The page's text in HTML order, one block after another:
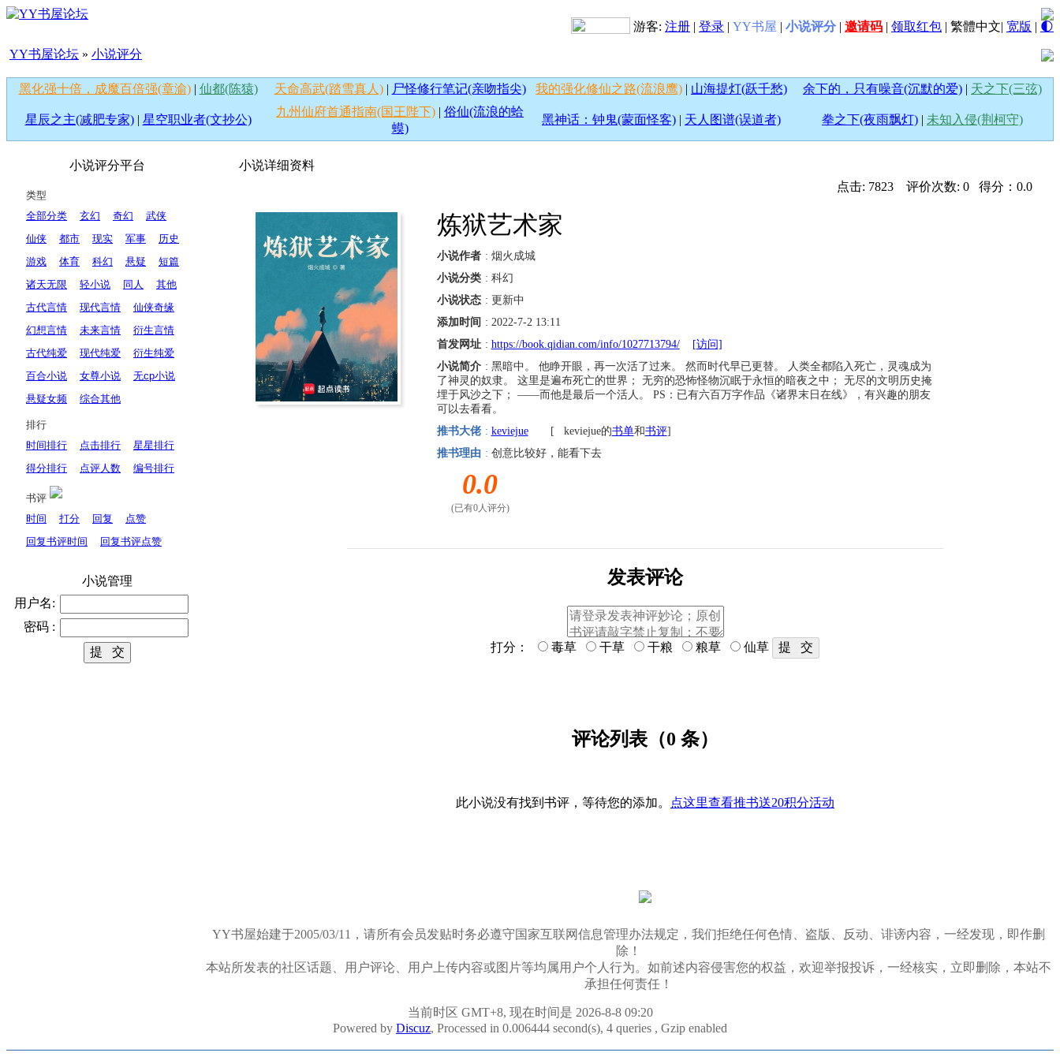
游客: 注册 | 登录 | YY书屋 | 小说评分 | 邀请码 | 领取红包 | 繁體中文| 宽版 | 🌓
YY书屋论坛 » 小说评分
黑化强十倍，成魔百倍强(章渝)| 仙都(陈猿) 天命高武(踏雪真人)| 尸怪修行笔记(亲吻指尖) 我的强化修仙之路(流浪鹰) | 山海提灯(跃千愁) 余下的，只有噪音(沉默的爱) | 天之下(三弦)
星辰之主(减肥专家)| 星空职业者(文抄公)
九州仙府首通指南(国王陛下) | 俗仙(流浪的蛤
蟆)
黑神话：钟鬼(蒙面怪客) | 天人图谱(误道者) 拳之下(夜雨飘灯) | 未知入侵(荆柯守)
小说评分平台
类型
全部分类
玄幻 奇幻
武侠
仙侠
都市 现实 军事
历史
游戏
体育 科幻 悬疑
短篇
诸天无限
轻小说 同人
其他
古代言情
现代言情
仙侠奇缘
幻想言情
未来言情
衍生言情
古代纯爱
现代纯爱
衍生纯爱
百合小说
女尊小说
无cp小说
悬疑女频
综合其他
排行
时间排行
点击排行
星星排行
得分排行
点评人数 编号排行
书评
时间
打分 回复
点赞
回复书评时间
回复书评点赞
小说管理
用户名:
密码 :
小说详细资料
点击: 7823 评价次数: 0 得分：0.0
炼狱艺术家
小说作者 : 烟火成城
小说分类 : 科幻
小说状态 : 更新中
添加时间 : 2022-7-2 13:11
首发网址 : https://book.qidian.com/info/1027713794/
[访问]
小说简介 : 黑暗中。 他睁开眼，再一次活了过来。 然而时代早已更替。 人类全都陷入死亡，灵魂成为
了神灵的奴隶。 这里是遍布死亡的世界； 无穷的恐怖怪物沉眠于永恒的暗夜之中； 无尽的文明历史掩
埋于风沙之下； ——而他是最后一个活人。 PS：已有六百万字作品《诸界末日在线》，有兴趣的朋友
可以去看看。
推书大佬 : keviejue[ keviejue的书单和书评]
推书理由 : 创意比较好，能看下去
0.0
(已有0人评分)
发表评论
打分： 毒草 干草 干粮 粮草 仙草
评论列表（0 条）
此小说没有找到书评，等待您的添加。 点这里查看推书送20积分活动
YY书屋始建于2005/03/11，请所有会员发贴时务必遵守国家互联网信息管理办法规定，我们拒绝任何色情、盗版、反动、诽谤内容，一经发现，即作删
除！
本站所发表的社区话题、用户评论、用户上传内容或图片等均属用户个人行为。如前述内容侵害您的权益，欢迎举报投诉，一经核实，立即删除，本站不
承担任何责任！
当前时区 GMT+8, 现在时间是 2026-8-8 09:20
Powered by Discuz, Processed in 0.006444 second(s), 4 queries , Gzip enabled